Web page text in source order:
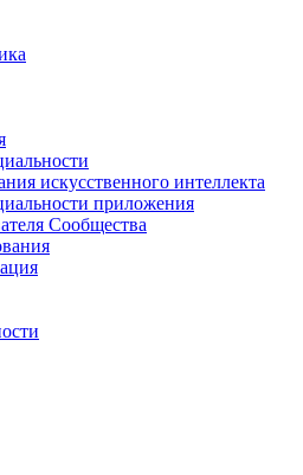
искусственного интеллекта
приложения
Сообщества